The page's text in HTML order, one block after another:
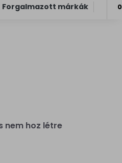
Forgalmazott márkák
nem hoz létre